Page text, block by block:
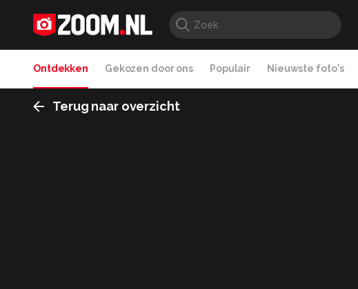
Ontdekken Gekozen door ons Populair Nieuwste foto's
Terug naar overzicht